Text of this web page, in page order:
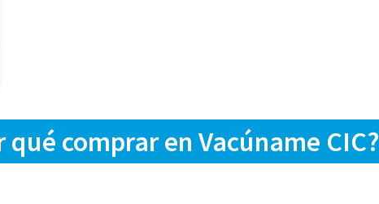
qué comprar en Vacúname CIC?